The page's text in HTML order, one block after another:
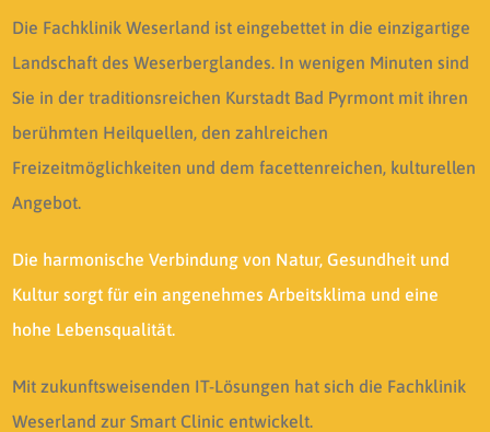
Die Fachklinik Weserland ist eingebettet in die einzigartige
Landschaft des Weserberglandes. In wenigen Minuten sind
Sie in der traditionsreichen Kurstadt Bad Pyrmont mit ihren
berühmten Heilquellen, den zahlreichen
Freizeitmöglichkeiten und dem facettenreichen, kulturellen
Angebot.
Die harmonische Verbindung von Natur, Gesundheit und
Kultur sorgt für ein angenehmes Arbeitsklima und eine
hohe Lebensqualität.
Mit zukunftsweisenden IT-Lösungen hat sich die Fachklinik
Weserland zur Smart Clinic entwickelt.